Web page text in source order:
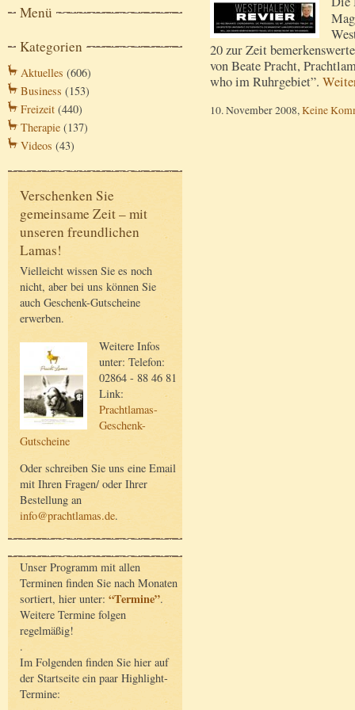
Menü
Kategorien
Aktuelles (606)
Business (153)
Freizeit (440)
Therapie (137)
Videos (43)
Verschenken Sie
gemeinsame Zeit – mit
unseren freundlichen
Lamas!
Vielleicht wissen Sie es noch
nicht, aber bei uns können Sie
auch Geschenk-Gutscheine
erwerben.
Weitere Infos
unter: Telefon:
02864 - 88 46 81
Link:
Prachtlamas-
Geschenk-
Gutscheine
Oder schreiben Sie uns eine Email
mit Ihren Fragen/ oder Ihrer
Bestellung an
info@prachtlamas.de.
Unser Programm mit allen
Terminen finden Sie nach Monaten
sortiert, hier unter: “Termine”.
Weitere Termine folgen
regelmäßig!
.
Im Folgenden finden Sie hier auf
der Startseite ein paar Highlight-
Termine:
20 zur Zeit
von Beate Pracht,
who im Ruhrgebiet”.
10. November 2008, Keine